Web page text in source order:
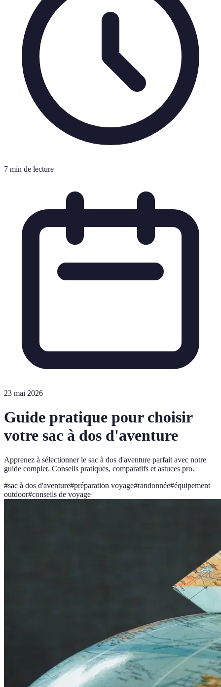
7 min de lecture
23 mai 2026
Guide pratique pour choisir
votre sac à dos d'aventure
Apprenez à sélectionner le sac à dos d'aventure parfait avec notre
guide complet. Conseils pratiques, comparatifs et astuces pro.
#sac à dos d'aventure#préparation voyage#randonnée#équipement
outdoor#conseils de voyage